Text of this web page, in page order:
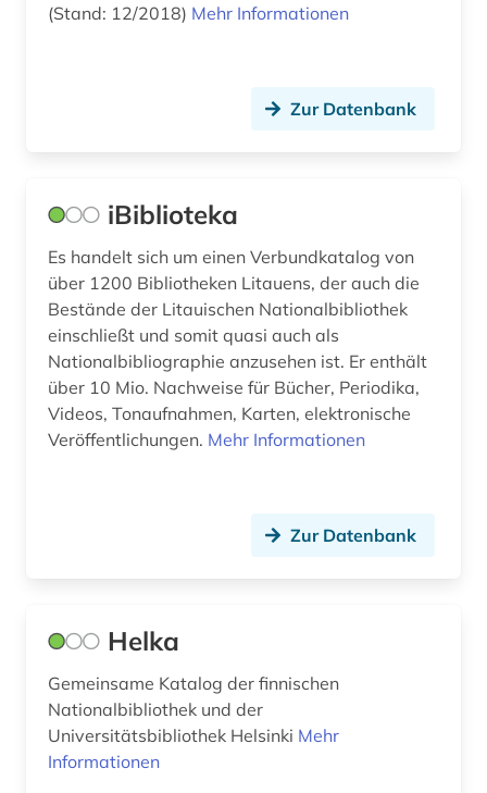
den haag (1)
deutsches sprachgebiet (16)
dissertation (2)
druck (2)
druckschriften (1)
druckwerk (28)
elektronische publikation (1)
england (3)
englisch (2)
englisches sprachgebiet (6)
Luxemburg (1)
Mecklenburg-Vorpommern (4)
Moldawien (3)
Montenegro (5)
Niederlande (6)
Niedersachsen (6)
Nordamerika (3)
Nordrhein-Westfalen (8)
Osteuropa (23)
Ostmitteleuropa (3)
Palaestina (2)
(Stand: 12/2018) Mehr Informationen
Zur Datenbank
iBiblioteka
Es handelt sich um einen Verbundkatalog von
über 1200 Bibliotheken Litauens, der auch die
Bestände der Litauischen Nationalbibliothek
einschließt und somit quasi auch als
Nationalbibliographie anzusehen ist. Er enthält
über 10 Mio. Nachweise für Bücher, Periodika,
Videos, Tonaufnahmen, Karten, elektronische
Veröffentlichungen. Mehr Informationen
Zur Datenbank
Helka
Gemeinsame Katalog der finnischen
Nationalbibliothek und der
Universitätsbibliothek Helsinki Mehr
Informationen